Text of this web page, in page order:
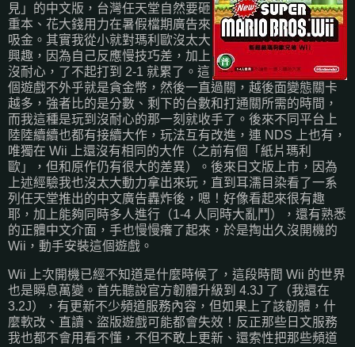
見」的中文版，台灣任天堂自然要砸
重本、花大錢用力在暑假檔期廣告來
吸金。其實我從小就對瑪利歐沒太大
興趣，因為自己反應慢技巧差，加上
沒耐心，了不起打到 2-1 就累了。這
個遊戲不外乎就是貪金幣，然後一直過關，越後面變態關卡
越多，強者比的是分數、剩下的台數和打通關所需的時間，
而我這種是玩到沒耐心的那一刻就收手了。後來不同平台上
陸陸續續也都有接續大作，玩法互有改進，連 NDS 上也有，
唯獨在 Wii 上還沒有相同的大作（之前有個「紙片瑪利
歐」，但和原作仍有很大的差異）。後來日文版上市，因為
上述經驗我也沒太大動力拿出來玩，直到耳濡目染看了一系
列任天堂推出的中文廣告轟炸後，嗯！好像看起來很有趣
耶，加上能夠同時多人進行（1-4 人同時大亂鬥），還有熟悉
的正體中文介面，手也慢慢癢了起來，於是掏出久沒開機的
Wii，動手安裝這個遊戲。
Wii 上次開機已經不知道是什麼時候了，這段時間 Wii 的世界
也是瞬息萬變。首先聽說官方韌體升級到 4.3J 了（我還在
3.2J），有更新不少頻道服務內容，但如果上了該韌體，什
麼軟改、直讀、盜版遊戲可能都會失效！反正那些日文服務
我也都不會用看不懂，不但不敢上更新、還索性把那些頻道